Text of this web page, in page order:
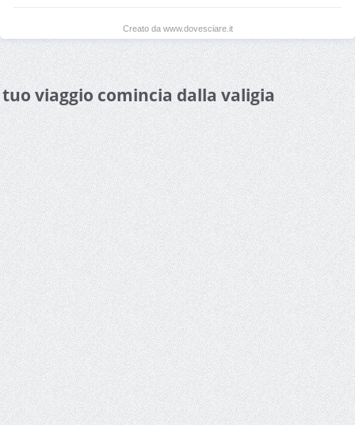
Creato da www.dovesciare.it
viaggio comincia dalla valigia